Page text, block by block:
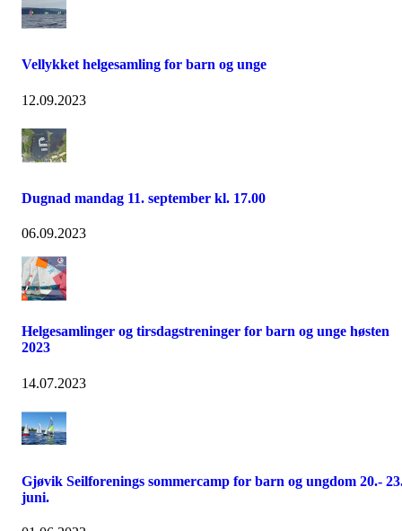
Vellykket helgesamling for barn og unge
12.09.2023
Dugnad mandag 11. september kl. 17.00
06.09.2023
Helgesamlinger og tirsdagstreninger for barn og unge høsten
2023
14.07.2023
Gjøvik Seilforenings sommercamp for barn og ungdom 20.-
juni.